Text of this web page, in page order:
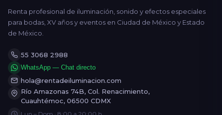
Renta profesional de iluminación, sonido y efectos especiales
para bodas, XV años y eventos en Ciudad de México y Estado
de México.
55 3068 2988
WhatsApp — Chat directo
hola@rentadeiluminacion.com
Río Amazonas 74B, Col. Renacimiento,
Cuauhtémoc, 06500 CDMX